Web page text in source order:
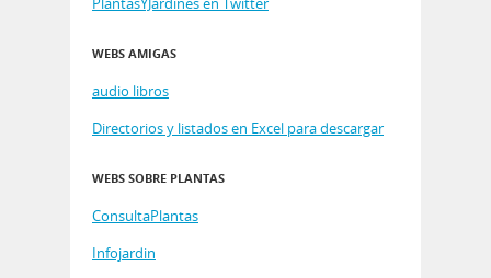
WEBS AMIGAS
audio libros
Directorios y listados en Excel para descargar
WEBS SOBRE PLANTAS
ConsultaPlantas
Infojardin